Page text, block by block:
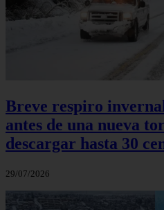
Breve respiro
antes de una nueva
descargar hasta 30
29/07/2026